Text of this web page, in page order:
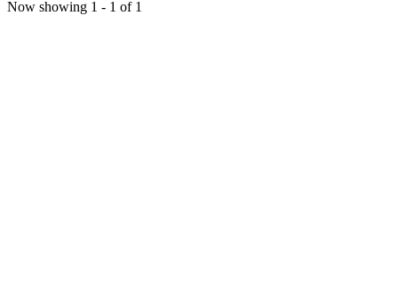
Now showing 1 - 1 of 1